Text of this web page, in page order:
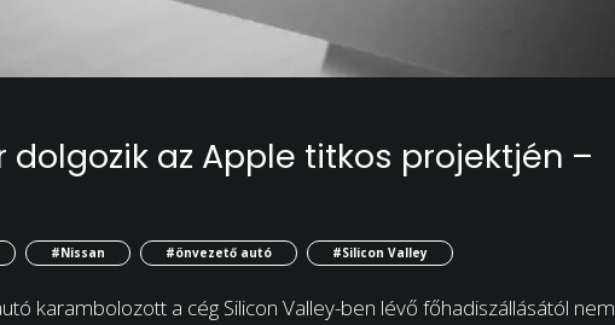
dolgozik az Apple titkos projektjén –
#Nissan #önvezető autó #Silicon Valley
karambolozott a cég Silicon Valley-ben lévő főhadiszállásától nem